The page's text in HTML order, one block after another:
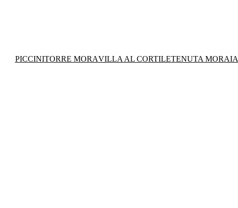
PICCINITORRE MORAVILLA AL CORTILETENUTA MORAIA